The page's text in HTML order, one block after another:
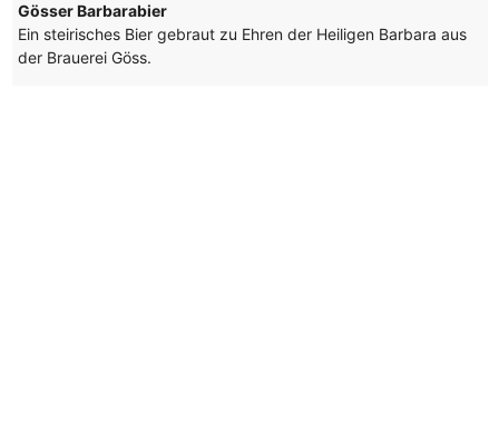
Gösser Barbarabier
Ein steirisches Bier gebraut zu Ehren der Heiligen Barbara aus
der Brauerei Göss.